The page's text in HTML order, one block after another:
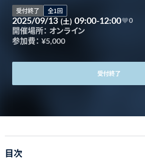
受付終了 全1回
2025/09/13 (土) 09:00-12:00 0
開催場所： オンライン
参加費： ¥5,000
受付終了
目次